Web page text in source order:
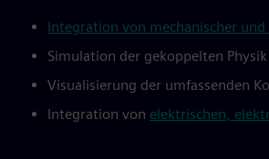
Integration von mechanischer
Simulation der gekoppelten Physik
Visualisierung der umfassenden
Integration von elektrischen,